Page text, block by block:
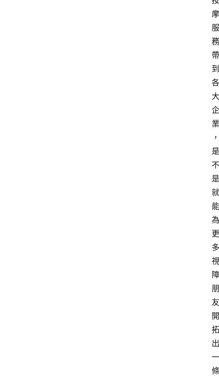
摩
服
務
帶
到
各
大
企
業
，
是
不
是
就
能
為
更
多
視
障
朋
友
開
拓
出
一
條